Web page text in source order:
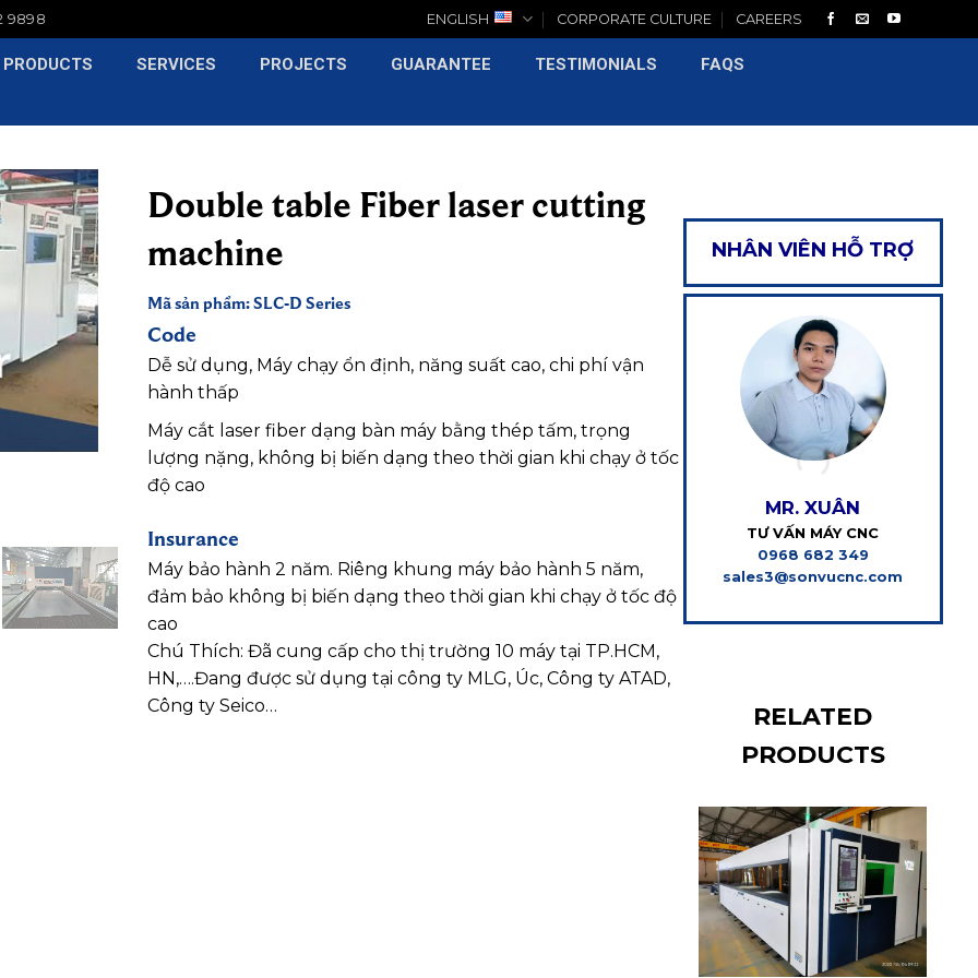
9898 ENGLISH CORPORATE CULTURE CAREERS
PRODUCTS SERVICES PROJECTS GUARANTEE TESTIMONIALS FAQS
Double table Fiber laser cutting
machine
Mã sản phẩm: SLC-D Series
Code
Dễ sử dụng, Máy chạy ổn định, năng suất cao, chi phí vận
hành thấp
Máy cắt laser fiber dạng bàn máy bằng thép tấm, trọng
lượng nặng, không bị biến dạng theo thời gian khi chạy ở tốc
độ cao
Insurance
Máy bảo hành 2 năm. Riêng khung máy bảo hành 5 năm,
đảm bảo không bị biến dạng theo thời gian khi chạy ở tốc độ
cao
Chú Thích: Đã cung cấp cho thị trường 10 máy tại TP.HCM,
HN,….Đang được sử dụng tại công ty MLG, Úc, Công ty ATAD,
Công ty Seico…
NHÂN VIÊN HỖ TRỢ
MR. XUÂN
TƯ VẤN MÁY CNC
0968 682 349
sales3@sonvucnc.com
RELATED
PRODUCTS